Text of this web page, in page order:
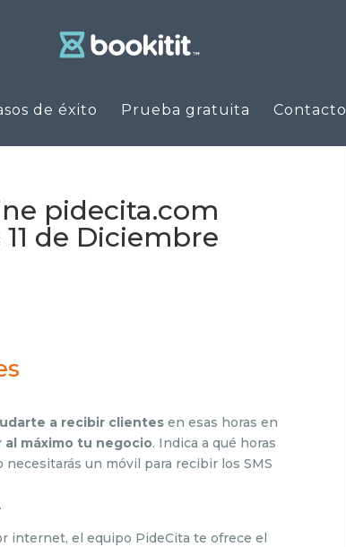
de éxito Prueba gratuita Contacto
pidecita.com
de Diciembre
a recibir clientesen esas horas en
al máximo tu negocio. Indica a qué horas
un móvil para recibir los SMS
internet, el equipo PideCita te ofrece el